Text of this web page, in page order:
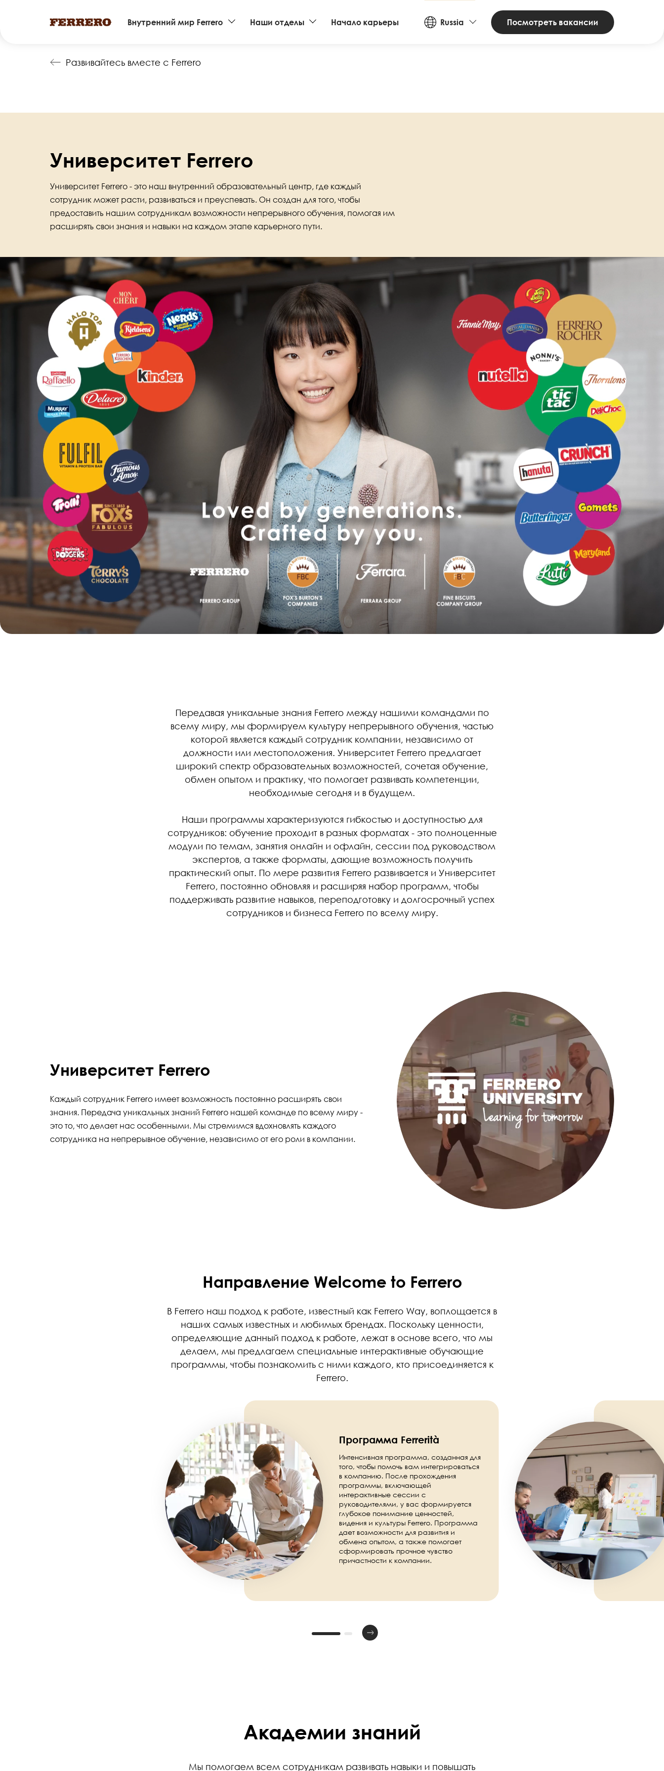
Main
navigation
Внутренний мир Ferrero Наши отделы Начало карьеры
Countries
and
Russia Посмотреть вакансии
Развивайтесь вместе с Ferrero
Университет Ferrero
Университет Ferrero - это наш внутренний образовательный центр, где каждый
сотрудник может расти, развиваться и преуспевать. Он создан для того, чтобы
предоставить нашим сотрудникам возможности непрерывного обучения, помогая им
расширять свои знания и навыки на каждом этапе карьерного пути.
Передавая уникальные знания Ferrero между нашими командами по
всему миру, мы формируем культуру непрерывного обучения, частью
которой является каждый сотрудник компании, независимо от
должности или местоположения. Университет Ferrero предлагает
широкий спектр образовательных возможностей, сочетая обучение,
обмен опытом и практику, что помогает развивать компетенции,
необходимые сегодня и в будущем.
Наши программы характеризуются гибкостью и доступностью для
сотрудников: обучение проходит в разных форматах - это полноценные
модули по темам, занятия онлайн и офлайн, сессии под руководством
экспертов, а также форматы, дающие возможность получить
практический опыт. По мере развития Ferrero развивается и Университет
Ferrero, постоянно обновляя и расширяя набор программ, чтобы
поддерживать развитие навыков, переподготовку и долгосрочный успех
сотрудников и бизнеса Ferrero по всему миру.
Университет Ferrero
Каждый сотрудник Ferrero имеет возможность постоянно расширять свои
знания. Передача уникальных знаний Ferrero нашей команде по всему миру -
это то, что делает нас особенными. Мы стремимся вдохновлять каждого
сотрудника на непрерывное обучение, независимо от его роли в компании.
Направление Welcome to Ferrero
В Ferrero наш подход к работе, известный как Ferrero Way, воплощается в
наших самых известных и любимых брендах. Поскольку ценности,
определяющие данный подход к работе, лежат в основе всего, что мы
делаем, мы предлагаем специальные интерактивные обучающие
программы, чтобы познакомить с ними каждого, кто присоединяется к
Ferrero.
Программа Ferrerità
Интенсивная программа, созданная для
того, чтобы помочь вам интегрироваться
в компанию. После прохождения
программы, включающей
интерактивные сессии с
руководителями, у вас формируется
глубокое понимание ценностей,
видения и культуры Ferrero. Программа
дает возможности для развития и
обмена опытом, а также помогает
сформировать прочное чувство
причастности к компании.
Академии знаний
Мы помогаем всем сотрудникам развивать навыки и повышать